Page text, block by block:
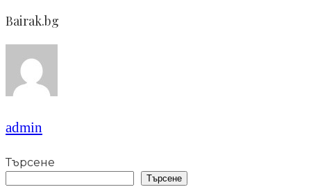
Bairak.bg
admin
Търсене
Търсене